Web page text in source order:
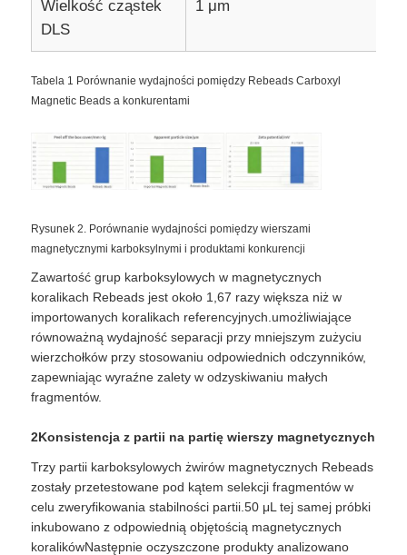
Wycieczka po fabryce
Kontrola jakości
Skontaktuj się z nami
Nowości
Poproś o wycenę
Magnetyczne koraliki ekstrakcja kwasów nukleinowych
Zestawy do ekstrakcji DNA / RNA
Magnetyczne koraliki do sortowania komórek
Wielkość cząstek
DLS
1 μm
Tabela 1 Porównanie wydajności pomiędzy Rebeads Carboxyl
Magnetic Beads a konkurentami
Rysunek 2. Porównanie wydajności pomiędzy wierszami
magnetycznymi karboksylnymi i produktami konkurencji
Zawartość grup karboksylowych w magnetycznych
koralikach Rebeads jest około 1,67 razy większa niż w
importowanych koralikach referencyjnych.umożliwiające
równoważną wydajność separacji przy mniejszym zużyciu
wierzchołków przy stosowaniu odpowiednich odczynników,
zapewniając wyraźne zalety w odzyskiwaniu małych
fragmentów.
2Konsistencja z partii na partię wierszy magnetycznych
Trzy partii karboksylowych żwirów magnetycznych Rebeads
zostały przetestowane pod kątem selekcji fragmentów w
celu zweryfikowania stabilności partii.50 μL tej samej próbki
inkubowano z odpowiednią objętością magnetycznych
koralikówNastępnie oczyszczone produkty analizowano